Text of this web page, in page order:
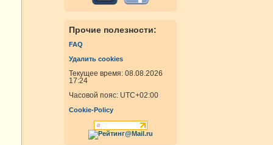
Прочие полезности:
FAQ
Удалить cookies
Текущее время: 08.08.2026
17:24
Часовой пояс: UTC+02:00
Cookie-Policy